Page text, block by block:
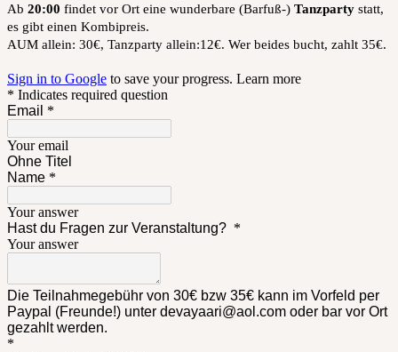
Ab 20:00 findet vor Ort eine wunderbare (Barfuß-) Tanzparty statt,
es gibt einen Kombipreis.
AUM allein: 30€, Tanzparty allein:12€. Wer beides bucht, zahlt 35€.
Sign in to Google to save your progress. Learn more
* Indicates required question
Email *
Your email
Ohne Titel
Name *
Your answer
Hast du Fragen zur Veranstaltung? *
Your answer
Die Teilnahmegebühr von 30€ bzw 35€ kann im Vorfeld per
Paypal (Freunde!) unter devayaari@aol.com oder bar vor Ort
gezahlt werden.
*